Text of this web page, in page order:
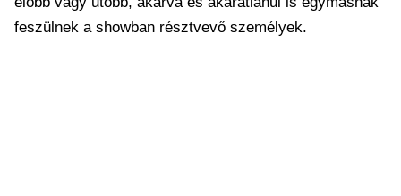
feszülnek a showban résztvevő személyek.